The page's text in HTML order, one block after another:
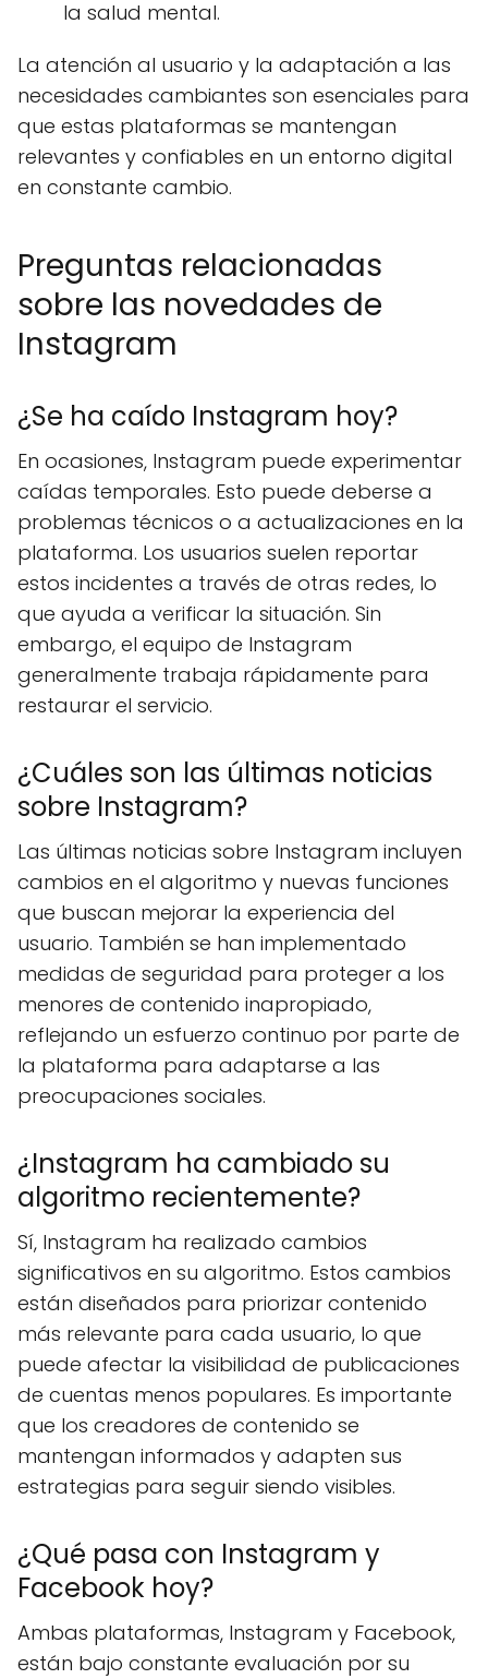
la salud mental.
La atención al usuario y la adaptación a las
necesidades cambiantes son esenciales para
que estas plataformas se mantengan
relevantes y confiables en un entorno digital
en constante cambio.
Preguntas relacionadas
sobre las novedades de
Instagram
¿Se ha caído Instagram hoy?
En ocasiones, Instagram puede experimentar
caídas temporales. Esto puede deberse a
problemas técnicos o a actualizaciones en la
plataforma. Los usuarios suelen reportar
estos incidentes a través de otras redes, lo
que ayuda a verificar la situación. Sin
embargo, el equipo de Instagram
generalmente trabaja rápidamente para
restaurar el servicio.
¿Cuáles son las últimas noticias
sobre Instagram?
Las últimas noticias sobre Instagram incluyen
cambios en el algoritmo y nuevas funciones
que buscan mejorar la experiencia del
usuario. También se han implementado
medidas de seguridad para proteger a los
menores de contenido inapropiado,
reflejando un esfuerzo continuo por parte de
la plataforma para adaptarse a las
preocupaciones sociales.
¿Instagram ha cambiado su
algoritmo recientemente?
Sí, Instagram ha realizado cambios
significativos en su algoritmo. Estos cambios
están diseñados para priorizar contenido
más relevante para cada usuario, lo que
puede afectar la visibilidad de publicaciones
de cuentas menos populares. Es importante
que los creadores de contenido se
mantengan informados y adapten sus
estrategias para seguir siendo visibles.
¿Qué pasa con Instagram y
Facebook hoy?
Ambas plataformas, Instagram y Facebook,
están bajo constante evaluación por su